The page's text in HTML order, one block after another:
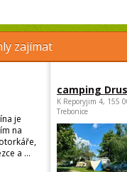
zajímat
je
na
a ...
camping
K Reporyjim 4, 155
Trebonice